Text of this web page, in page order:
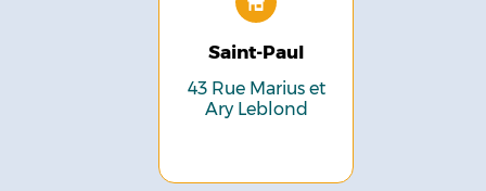
Saint-Paul
43 Rue Marius et
Ary Leblond